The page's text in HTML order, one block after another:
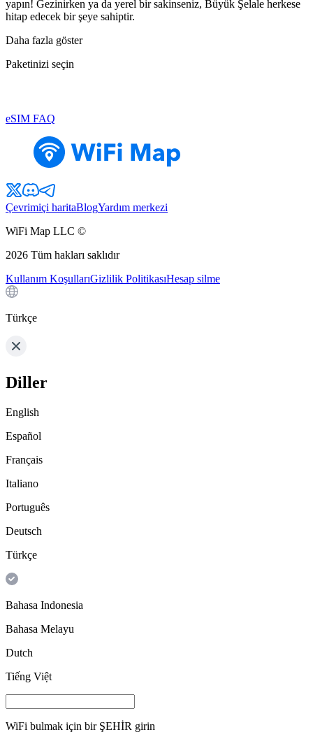
yapın! Gezinirken ya da yerel bir sakinseniz, Büyük Şelale herkese
hitap edecek bir şeye sahiptir.
Daha fazla göster
Paketinizi seçin
eSIM FAQ
Çevrimiçi haritaBlogYardım merkezi
WiFi Map LLC ©
2026 Tüm hakları saklıdır
Kullanım KoşullarıGizlilik PolitikasıHesap silme
Türkçe
Diller
English
Español
Français
Italiano
Português
Deutsch
Türkçe
Bahasa Indonesia
Bahasa Melayu
Dutch
Tiếng Việt
WiFi bulmak için bir ŞEHİR girin